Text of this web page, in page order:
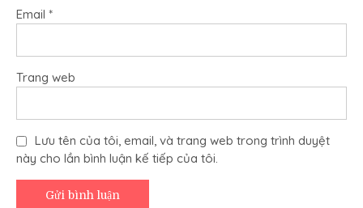
Email *
Trang web
Lưu tên của tôi, email, và trang web trong trình duyệt
này cho lần bình luận kế tiếp của tôi.